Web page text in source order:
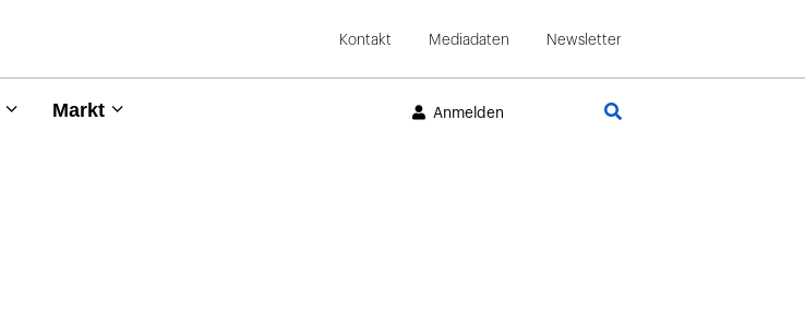
Kontakt Mediadaten Newsletter
Markt Anmelden